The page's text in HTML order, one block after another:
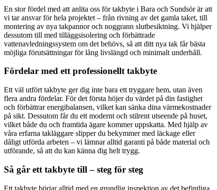
En stor fördel med att anlita oss för takbyte i Bara och Sundsör är att
vi tar ansvar för hela projektet – från rivning av det gamla taket, till
montering av nya takpannor och noggrann slutbesiktning. Vi hjälper
dessutom till med tilläggsisolering och förbättrade
vattenavledningssystem om det behövs, så att ditt nya tak får bästa
möjliga förutsättningar för lång livslängd och minimalt underhåll.
Fördelar med ett professionellt takbyte
Ett väl utfört takbyte ger dig inte bara ett tryggare hem, utan även
flera andra fördelar. För det första höjer du värdet på din fastighet
och förbättrar energibalansen, vilket kan sänka dina värmekostnader
på sikt. Dessutom får du ett modernt och stilrent utseende på huset,
vilket både du och framtida ägare kommer uppskatta. Med hjälp av
våra erfarna takläggare slipper du bekymmer med läckage eller
dåligt utförda arbeten – vi lämnar alltid garanti på både material och
utförande, så att du kan känna dig helt trygg.
Så går ett takbyte till – steg för steg
Ett takbyte börjar alltid med en grundlig inspektion av det befintliga